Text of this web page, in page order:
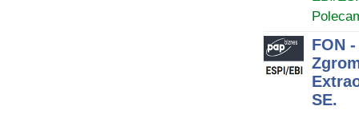
FON
SE.